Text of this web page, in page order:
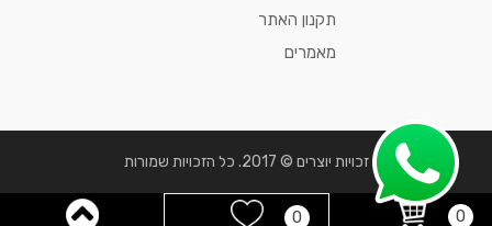
0
0
תקנון האתר
מאמרים
זכויות יוצרים © 2017. כל הזכויות שמורות